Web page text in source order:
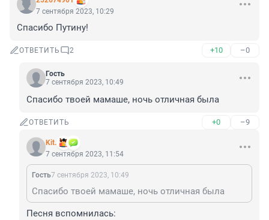
7 сентября 2023, 10:29
Спасибо Путину!
ОТВЕТИТЬ 2 +10 –0
Гость
7 сентября 2023, 10:49
Спасибо твоей мамаше, ночь отличная была
ОТВЕТИТЬ +0 –9
Kit.
7 сентября 2023, 11:54
Гость7 сентября 2023, 10:49
Спасибо твоей мамаше, ночь отличная была
Песня вспомнилась: